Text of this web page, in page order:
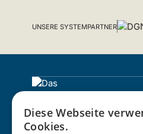
UNSERE SYSTEMPARTNER
Diese Webseite
Cookies.